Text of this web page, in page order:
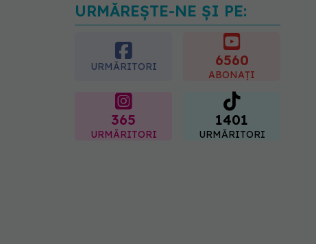
EXCLUSIV Brahiterapie
vs radioterapie externă în
cancerul ginecologic. Dr.
Sorin Bogdan (SANADOR)
explică diferența și cum
acționează tratamentul
URMĂREȘTE-NE ȘI PE:
URMĂRITORI 6560
ABONAȚI
365
URMĂRITORI
1401
URMĂRITORI